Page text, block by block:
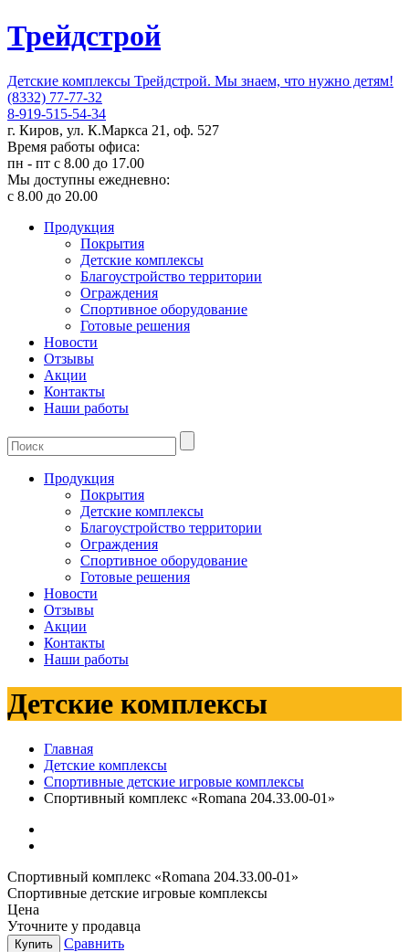
Трейдстрой
Детские комплексы Трейдстрой. Мы знаем, что нужно детям!
(8332) 77-77-32
8-919-515-54-34
г. Киров, ул. К.Маркса 21, оф. 527
Время работы офиса:
пн - пт с 8.00 до 17.00
Мы доступны ежедневно:
с 8.00 до 20.00
Продукция
Покрытия
Детские комплексы
Благоустройство территории
Ограждения
Спортивное оборудование
Готовые решения
Новости
Отзывы
Акции
Контакты
Наши работы
Продукция
Покрытия
Детские комплексы
Благоустройство территории
Ограждения
Спортивное оборудование
Готовые решения
Новости
Отзывы
Акции
Контакты
Наши работы
Детские комплексы
Главная
Детские комплексы
Спортивные детские игровые комплексы
Спортивный комплекс «Romana 204.33.00-01»
Спортивный комплекс «Romana 204.33.00-01»
Спортивные детские игровые комплексы
Цена
Уточните у продавца
Купить
Сравнить